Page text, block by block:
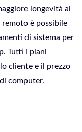
longevità al
è possibile
di sistema per
Tutti i piani
cliente e il prezzo
computer.